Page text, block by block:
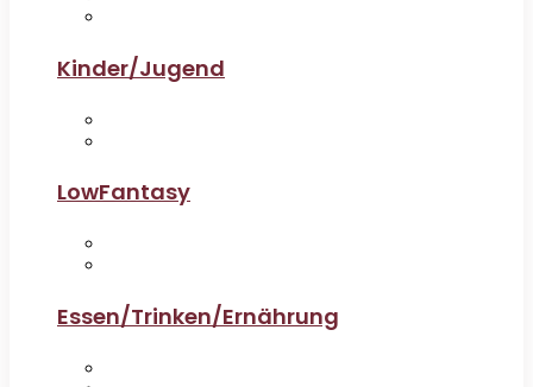
Kinder/Jugend
LowFantasy
Essen/Trinken/Ernährung